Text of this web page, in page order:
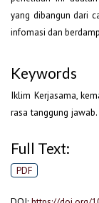
yang dibangun dari
infomasi dan
Keywords
Iklim Kerjasama,
rasa tanggung jawab.
Full Text:
PDF